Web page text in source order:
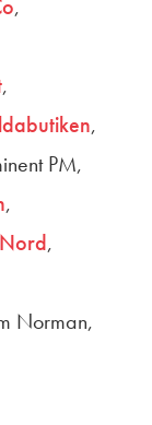
PM
Norman